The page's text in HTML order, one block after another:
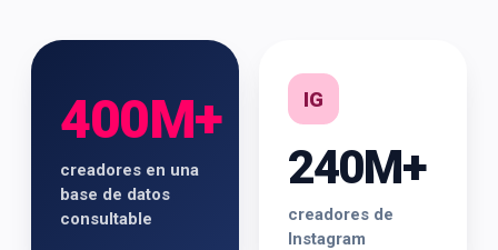
400M+
creadores en una
base de datos
consultable
IG
240M+
creadores de
Instagram